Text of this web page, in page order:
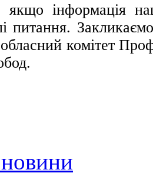
якщо інформація
питання.
комітет